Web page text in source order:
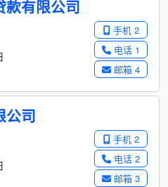
款有限公司
手机 2
电话 1
邮箱 4
公司
手机 2
电话 2
邮箱 3